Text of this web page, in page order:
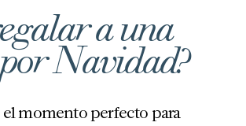
a una
Navidad?
el momento perfecto para